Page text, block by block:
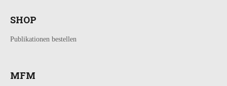
SHOP
Publikationen bestellen
MFM